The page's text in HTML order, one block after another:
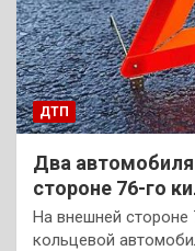
ДТП
Два
стороне 76-го
На внешней стороне
кольцевой